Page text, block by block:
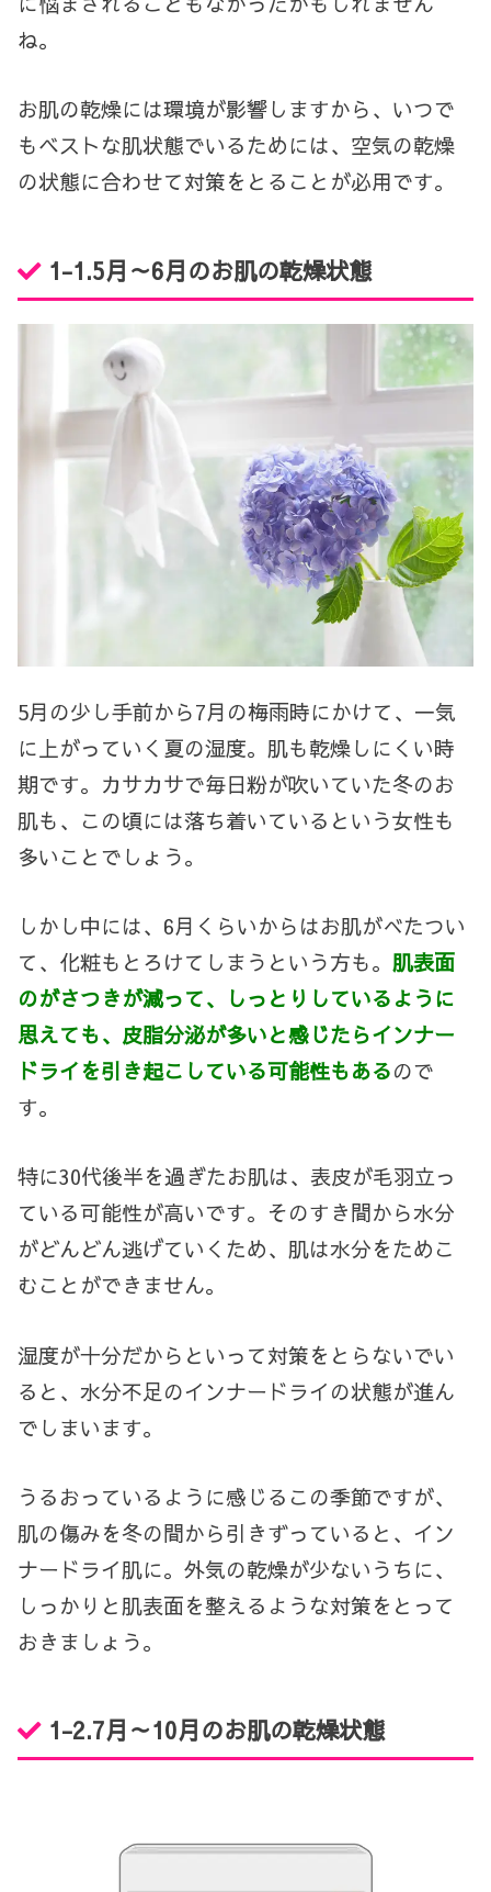
ね。
お肌の乾燥には環境が影響しますから、いつで
もベストな肌状態でいるためには、空気の乾燥
の状態に合わせて対策をとることが必用です。
1-1.5月～6月のお肌の乾燥状態
5月の少し手前から7月の梅雨時にかけて、一気
に上がっていく夏の湿度。肌も乾燥しにくい時
期です。カサカサで毎日粉が吹いていた冬のお
肌も、この頃には落ち着いているという女性も
多いことでしょう。
しかし中には、 6月くらいからはお肌がべたつい
て、化粧もとろけてしまうという方も。 肌表面
のがさつきが減って、しっとりしているように
思えても、皮脂分泌が多いと感じたらインナー
ドライを引き起こしている可能性もあるので
す。
特に30代後半を過ぎたお肌は、表皮が毛羽立っ
ている可能性が高いです。そのすき間から水分
がどんどん逃げていくため、肌は水分をためこ
むことができません。
湿度が十分だからといって対策をとらないでい
ると、水分不足のインナードライの状態が進ん
でしまいます。
うるおっているように感じるこの季節ですが、
肌の傷みを冬の間から引きずっていると、イン
ナードライ肌に。外気の乾燥が少ないうちに、
しっかりと肌表面を整えるような対策をとって
おきましょう。
1-2.7月～10月のお肌の乾燥状態